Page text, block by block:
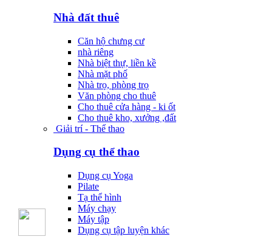
Nhà đất thuê
Căn hộ chưng cư
nhà riêng
Nhà biệt thự, liền kề
Nhà mặt phố
Nhà trọ, phòng trọ
Văn phòng cho thuê
Cho thuê cửa hàng - ki ốt
Cho thuê kho, xưởng ,đất
Giải trí - Thể thao
Dụng cụ thể thao
Dụng cụ Yoga
Pilate
Tạ thể hình
Máy chạy
Máy tập
Dụng cụ tập luyện khác